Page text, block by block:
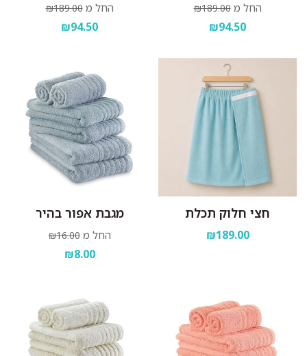
החל מ ₪189.00
₪94.50
החל מ ₪189.00
₪94.50
חצי חלוק תכלת
₪189.00
מגבת אפור בהיר
החל מ ₪16.00
₪8.00